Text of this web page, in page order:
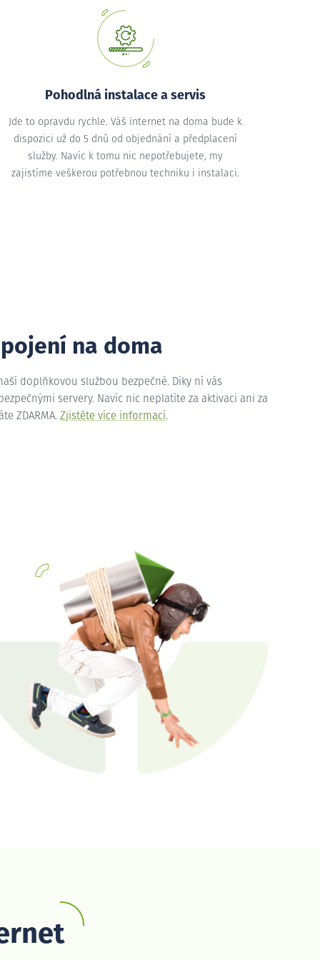
Pohodlná instalace a servis
Jde to opravdu rychle. Váš internet na doma bude k
dispozici už do 5 dnů od objednání a předplacení
služby. Navíc k tomu nic nepotřebujete, my
zajistíme veškerou potřebnou techniku i instalaci.
na doma
doplňkovou službou bezpečné. Díky ní vás
servery. Navíc nic neplatíte za aktivaci ani za
ZDARMA. Zjistěte více informací.